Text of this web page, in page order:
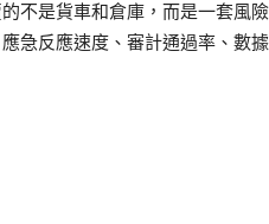
不是貨車和倉庫，而是一套風
急反應速度、審計通過率、數